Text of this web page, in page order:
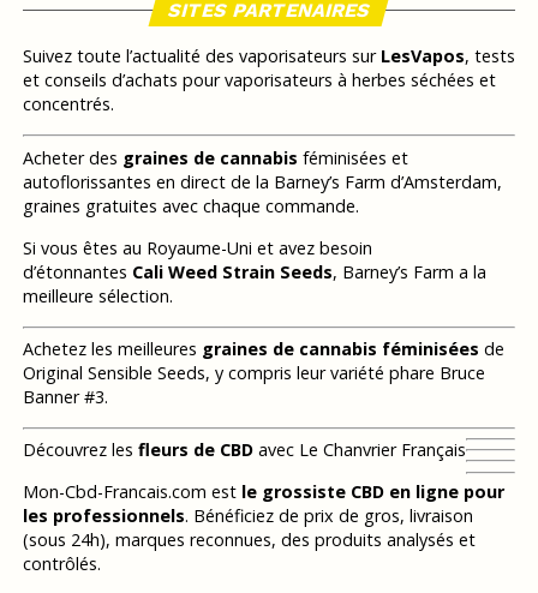
SITES PARTENAIRES
Suivez toute l’actualité des vaporisateurs sur LesVapos, tests
et conseils d’achats pour vaporisateurs à herbes séchées et
concentrés.
Acheter des graines de cannabis féminisées et
autoflorissantes en direct de la Barney’s Farm d’Amsterdam,
graines gratuites avec chaque commande.
Si vous êtes au Royaume-Uni et avez besoin
d’étonnantes Cali Weed Strain Seeds, Barney’s Farm a la
meilleure sélection.
Achetez les meilleures graines de cannabis féminisées de
Original Sensible Seeds, y compris leur variété phare Bruce
Banner #3.
Découvrez les fleurs de CBDavec Le Chanvrier Français
Mon-Cbd-Francais.com est le grossiste CBD en ligne pour
les professionnels. Bénéficiez de prix de gros, livraison
(sous 24h), marques reconnues, des produits analysés et
contrôlés.